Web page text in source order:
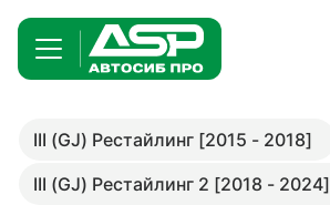
III (GJ) Рестайлинг [2015 - 2018]
III (GJ) Рестайлинг 2 [2018 - 2024]